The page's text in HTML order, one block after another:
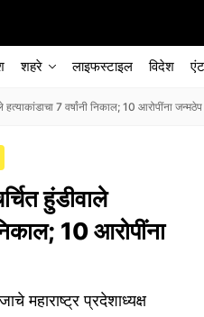
शहरे लाइफस्टाइल विदेश
7 वर्षांनी निकाल; 10 आरोपींना जन्मठेप
हुंडीवाले
10 आरोपींना
महाराष्ट्र प्रदेशाध्यक्ष